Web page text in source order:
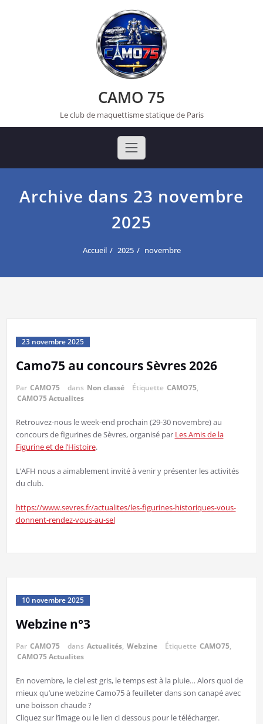
CAMO 75
Le club de maquettisme statique de Paris
Archive dans 23 novembre
2025
Accueil 2025 novembre
23 novembre 2025
Camo75 au concours Sèvres 2026
Par CAMO75 dans Non classé Étiquette CAMO75,
CAMO75 Actualites
Retrouvez-nous le week-end prochain (29-30 novembre) au
concours de figurines de Sèvres, organisé par Les Amis de la
Figurine et de l’Histoire.
L’AFH nous a aimablement invité à venir y présenter les activités
du club.
https://www.sevres.fr/actualites/les-figurines-historiques-vous-
donnent-rendez-vous-au-sel
10 novembre 2025
Webzine n°3
Par CAMO75 dans Actualités, Webzine Étiquette CAMO75,
CAMO75 Actualites
En novembre, le ciel est gris, le temps est à la pluie… Alors quoi de
mieux qu’une webzine Camo75 à feuilleter dans son canapé avec
une boisson chaude ?
Cliquez sur l’image ou le lien ci dessous pour le télécharger.